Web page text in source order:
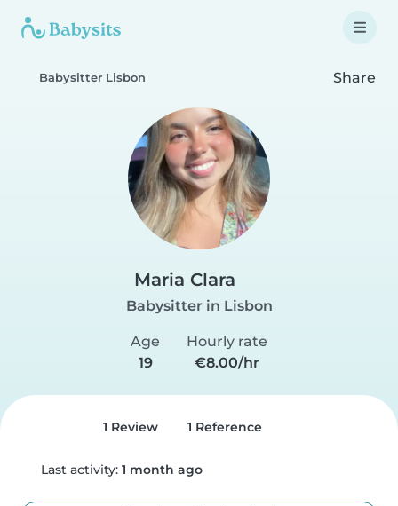
Babysitter Lisbon Share
Maria Clara
Babysitter in Lisbon
Age
19
Hourly rate
€8.00/hr
1 Review 1 Reference
Last activity: 1 month ago